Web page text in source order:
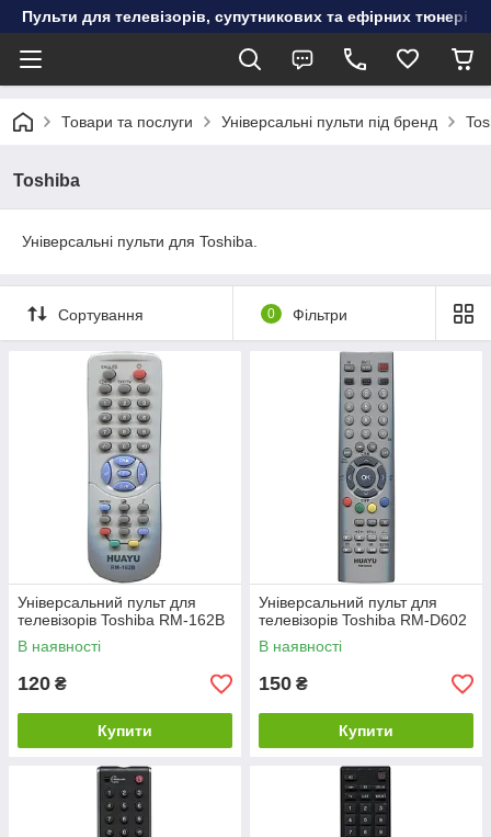
Пульти для телевізорів, супутникових та ефірних тюнерів,
Товари та послуги Універсальні пульти під бренд
Toshiba
Універсальні пульти для Toshiba.
Сортування 0 Фільтри
Універсальний пульт для
телевізорів Toshiba RM-162B
В наявності
120 ₴
Купити
Універсальний пульт для
телевізорів Toshiba RM-D602
В наявності
150 ₴
Купити